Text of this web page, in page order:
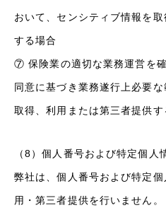
おいて、センシティブ情報を
する場合
⑦ 保険業の適切な業務運営を
同意に基づき業務遂行上必要
取得、利用または第三者提供す
（8）個人番号および特定個人
弊社は、個人番号および特定
用・第三者提供を行いません。